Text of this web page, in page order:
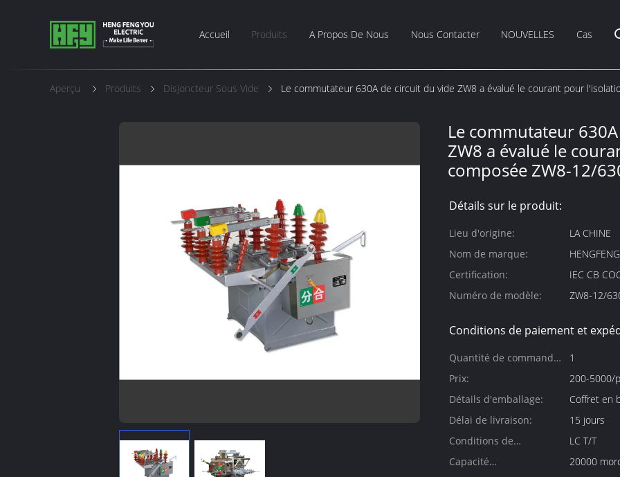
Accueil Produits A Propos De Nous Nous Contacter NOUVELLES Cas
Aperçu Produits Disjoncteur Sous Vide Le commutateur 630A de circuit du vide ZW8 a évalué le courant pour
Le commutateur
ZW8 a évalué le
composée ZW8-12/
Détails sur le produit:
Lieu d'origine:
LA CHINE
Nom de marque:
Certification:
IEC CB
Numéro de modèle:
ZW8-12/
Conditions de paiement et
Quantité de commande
min:
1
Prix:
200-5000/
Détails d'emballage:
Coffret en
Délai de livraison:
15 jours
Conditions de
paiement:
LC T/T
Capacité
20000